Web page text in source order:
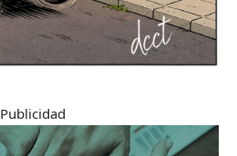
Publicidad